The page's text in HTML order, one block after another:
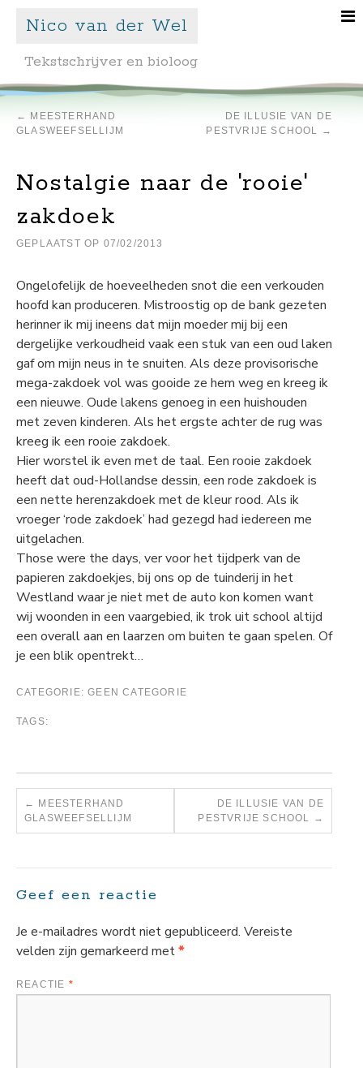
Nico van der Wel
Tekstschrijver en bioloog
←
MEESTERHAND
GLASWEEFSELLIJM
DE ILLUSIE VAN DE
PESTVRIJE SCHOOL →
Nostalgie naar de 'rooie'
zakdoek
GEPLAATST OP 07/02/2013
Ongelofelijk de hoeveelheden snot die een verkouden
hoofd kan produceren. Mistroostig op de bank gezeten
herinner ik mij ineens dat mijn moeder mij bij een
dergelijke verkoudheid vaak een stuk van een oud laken
gaf om mijn neus in te snuiten. Als deze provisorische
mega-zakdoek vol was gooide ze hem weg en kreeg ik
een nieuwe. Oude lakens genoeg in een huishouden
met zeven kinderen. Als het ergste achter de rug was
kreeg ik een rooie zakdoek.
Hier worstel ik even met de taal. Een rooie zakdoek
heeft dat oud-Hollandse dessin, een rode zakdoek is
een nette herenzakdoek met de kleur rood. Als ik
vroeger ‘rode zakdoek’ had gezegd had iedereen me
uitgelachen.
Those were the days, ver voor het tijdperk van de
papieren zakdoekjes, bij ons op de tuinderij in het
Westland waar je niet met de auto kon komen want
wij woonden in een vaargebied, ik trok uit school altijd
een overall aan en laarzen om buiten te gaan spelen. Of
je een blik opentrekt…
CATEGORIE:GEEN CATEGORIE
TAGS:
←
MEESTERHAND
GLASWEEFSELLIJM
DE ILLUSIE VAN DE
PESTVRIJE SCHOOL →
Geef een reactie
Je e-mailadres wordt niet gepubliceerd. Vereiste
velden zijn gemarkeerd met*
REACTIE *